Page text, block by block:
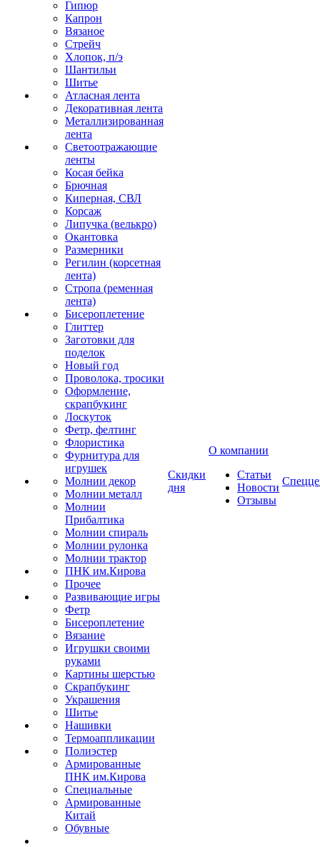
Гипюр
Капрон
Вязаное
Стрейч
Хлопок, п/э
Шантильи
Шитье
Атласная лента
Декоративная лента
Металлизированная
лента
Светоотражающие
ленты
Косая бейка
Брючная
Киперная, СВЛ
Корсаж
Липучка (велькро)
Окантовка
Размерники
Регилин (корсетная
лента)
Стропа (ременная
лента)
Бисероплетение
Глиттер
Заготовки для
поделок
Новый год
Проволока, тросики
Оформление,
скрапбукинг
Лоскуток
Фетр, фелтинг
Флористика
Фурнитура для
игрушек
Молнии декор
Молнии металл
Молнии
Прибалтика
Молнии спираль
Молнии рулонка
Молнии трактор
ПНК им.Кирова
Прочее
Развивающие игры
Фетр
Бисероплетение
Вязание
Игрушки своими
руками
Картины шерстью
Скрапбукинг
Украшения
Шитье
Нашивки
Термоаппликации
Полиэстер
Армированные
ПНК им.Кирова
Специальные
Армированные
Китай
Обувные
Скидки
дня
О компании
Статьи
Новости
Отзывы